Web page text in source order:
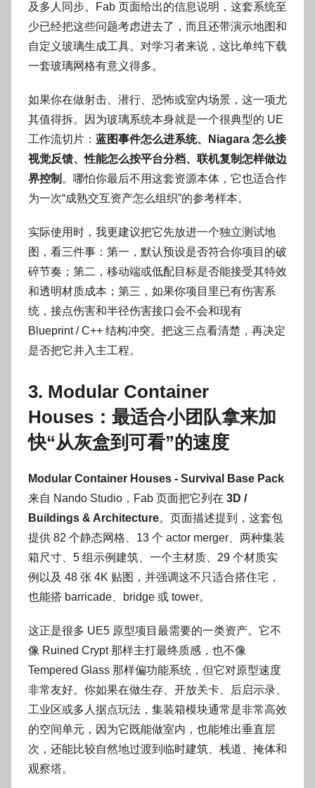
及多人同步。Fab 页面给出的信息说明，这套系统至
少已经把这些问题考虑进去了，而且还带演示地图和
自定义玻璃生成工具。对学习者来说，这比单纯下载
一套玻璃网格有意义得多。
如果你在做射击、潜行、恐怖或室内场景，这一项尤
其值得拆。因为玻璃系统本身就是一个很典型的 UE
工作流切片： 蓝图事件怎么进系统、Niagara 怎么接
视觉反馈、性能怎么按平台分档、联机复制怎样做边
界控制 。哪怕你最后不用这套资源本体，它也适合作
为一次“成熟交互资产怎么组织”的参考样本。
实际使用时，我更建议把它先放进一个独立测试地
图，看三件事：第一，默认预设是否符合你项目的破
碎节奏；第二，移动端或低配目标是否能接受其特效
和透明材质成本；第三，如果你项目里已有伤害系
统，接点伤害和半径伤害接口会不会和现有
Blueprint / C++ 结构冲突。把这三点看清楚，再决定
是否把它并入主工程。
3. Modular Container
Houses：最适合小团队拿来加
快“从灰盒到可看”的速度
Modular Container Houses - Survival Base Pack
来自 Nando Studio，Fab 页面把它列在 3D /
Buildings & Architecture。页面描述提到，这套包
提供 82 个静态网格、13 个 actor merger、两种集装
箱尺寸、5 组示例建筑、一个主材质、29 个材质实
例以及 48 张 4K 贴图，并强调这不只适合搭住宅，
也能搭 barricade、bridge 或 tower。
这正是很多 UE5 原型项目最需要的一类资产。它不
像 Ruined Crypt 那样主打最终质感，也不像
Tempered Glass 那样偏功能系统，但它对原型速度
非常友好。你如果在做生存、开放关卡、后启示录、
工业区或多人据点玩法，集装箱模块通常是非常高效
的空间单元，因为它既能做室内，也能堆出垂直层
次，还能比较自然地过渡到临时建筑、栈道、掩体和
观察塔。